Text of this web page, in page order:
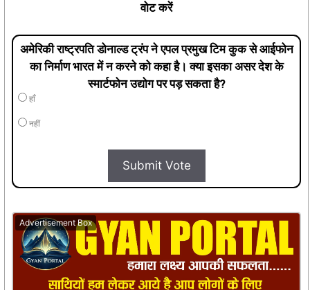
वोट करें
अमेरिकी राष्ट्रपति डोनाल्ड ट्रंप ने एपल प्रमुख टिम कुक से आईफोन
का निर्माण भारत में न करने को कहा है। क्या इसका असर देश के
स्मार्टफोन उद्योग पर पड़ सकता है?
हाँ
नहीं
Submit Vote
Advertisement Box